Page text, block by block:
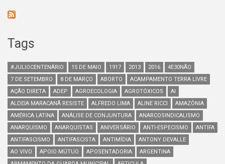
Tags
#JULIOCENTENÁRIO 15 DE MAIO 1917 2013 2016
4E30NÃO
7 DE SETEMBRO
8 DE MARÇO ABORTO
ACAMPAMENTO TERRA LIVRE
AÇÃO DIRETA
ADEP AGROECOLOGIA AGROTÓXICOS
AI
ALDEIA MARACANÃ RESISTE
ALFREDO LIMA ALINE RICCI
AMAZÔNIA
AMÉRICA LATINA
ANÁLISE DE CONJUNTURA
ANARCOSINDICALISMO
ANARQUISMO
ANARQUISTAS ANIVERSÁRIO ANTI-ESPECISMO
ANTIFA
ANTIFASCISMO
ANTIFASCISTA ANTIMÍDIA
ANTONY DEVALLE
AO VIVO
APOIO MÚTUO APOSENTADORIA
ARGENTINA